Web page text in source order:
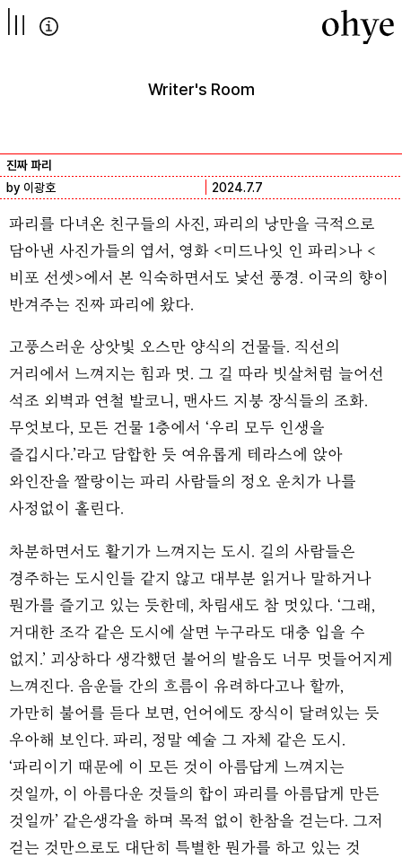
컨텐츠로
넘어가기
Writer's Room
진짜 파리
by 이광호
2024.7.7
파리를 다녀온 친구들의 사진, 파리의 낭만을 극적으로
담아낸 사진가들의 엽서, 영화 <미드나잇 인 파리>나 <
비포 선셋>에서 본 익숙하면서도 낯선 풍경. 이국의 향이
반겨주는 진짜 파리에 왔다.
고풍스러운 상앗빛 오스만 양식의 건물들. 직선의
거리에서 느껴지는 힘과 멋. 그 길 따라 빗살처럼 늘어선
석조 외벽과 연철 발코니, 맨사드 지붕 장식들의 조화.
무엇보다, 모든 건물 1층에서 ‘우리 모두 인생을
즐깁시다.’라고 담합한 듯 여유롭게 테라스에 앉아
와인잔을 짤랑이는 파리 사람들의 정오 운치가 나를
사정없이 홀린다.
차분하면서도 활기가 느껴지는 도시. 길의 사람들은
경주하는 도시인들 같지 않고 대부분 읽거나 말하거나
뭔가를 즐기고 있는 듯한데, 차림새도 참 멋있다. ‘그래,
거대한 조각 같은 도시에 살면 누구라도 대충 입을 수
없지.’ 괴상하다 생각했던 불어의 발음도 너무 멋들어지게
느껴진다. 음운들 간의 흐름이 유려하다고나 할까,
가만히 불어를 듣다 보면, 언어에도 장식이 달려있는 듯
우아해 보인다. 파리, 정말 예술 그 자체 같은 도시.
‘파리이기 때문에 이 모든 것이 아름답게 느껴지는
것일까, 이 아름다운 것들의 합이 파리를 아름답게 만든
것일까’ 같은생각을 하며 목적 없이 한참을 걷는다. 그저
걷는 것만으로도 대단히 특별한 뭔가를 하고 있는 것